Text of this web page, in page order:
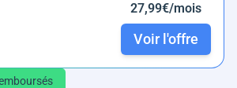
27,99€/mois
Voir l'offre